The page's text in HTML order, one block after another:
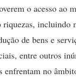
o acesso ao
incluindo
de bens e
entre outros
enfrentam no